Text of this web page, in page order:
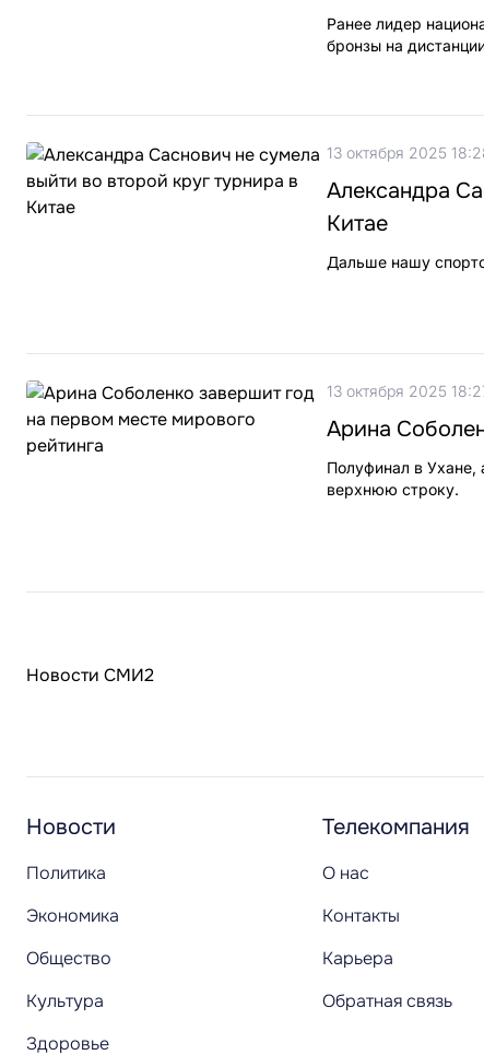
Ранее лидер
бронзы на
13 октября 2025
Александра
Китае
Дальше нашу
13 октября 2025
Арина
Полуфинал в Ухане,
верхнюю строку.
Новости СМИ2
Новости
Политика
Экономика
Общество
Культура
Здоровье
Телекомпания
О нас
Контакты
Карьера
Обратная связь